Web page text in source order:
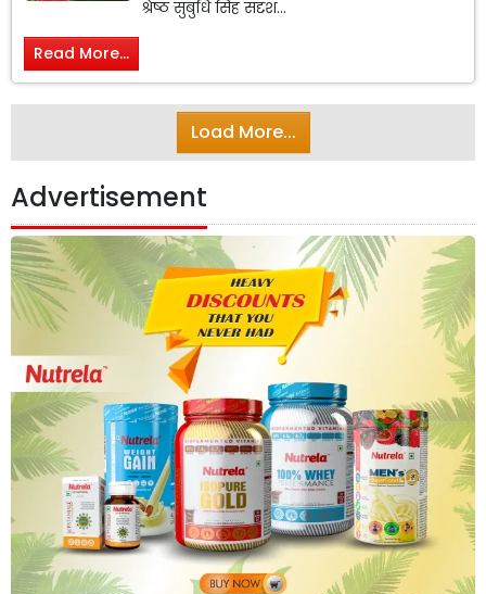
श्रेष्ठ सुबुधि सिंह सदृश...
Read More...
Load More...
Advertisement